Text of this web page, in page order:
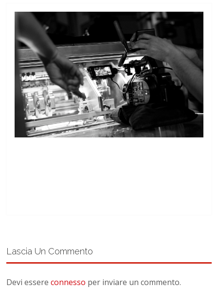
Lascia Un Commento
Devi essereconnesso per inviare un commento.